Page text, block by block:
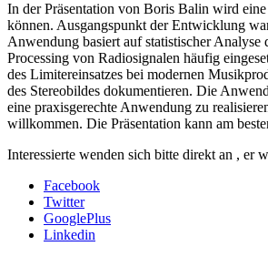
In der Präsentation von Boris Balin wird
können. Ausgangspunkt der Entwicklung
Anwendung basiert auf statistischer
Processing von Radiosignalen häufig
des Limitereinsatzes bei modernen
des Stereobildes dokumentieren. Die
eine praxisgerechte Anwendung zu
willkommen. Die Präsentation kann am
Interessierte wenden sich bitte direkt an , er
Facebook
Twitter
GooglePlus
Linkedin